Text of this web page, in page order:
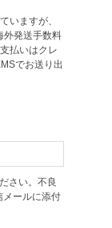
いますが、
外発送手数料
払いはクレ
でお送り出
さい。不良
メールに添付